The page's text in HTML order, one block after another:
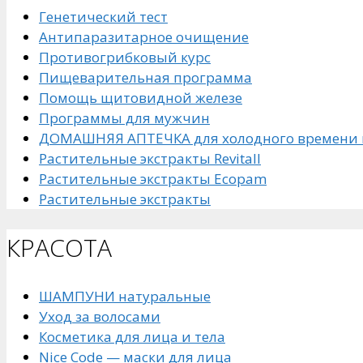
Генетический тест
Антипаразитарное очищение
Противогрибковый курс
Пищеварительная программа
Помощь щитовидной железе
Программы для мужчин
ДОМАШНЯЯ АПТЕЧКА для холодного времени
Растительные экстракты Revitall
Растительные экстракты Ecopam
Растительные экстракты
КРАСОТА
ШАМПУНИ натуральные
Уход за волосами
Косметика для лица и тела
Nice Code — маски для лица